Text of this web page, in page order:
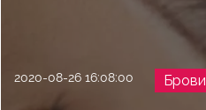
2020-08-26 16:08:00 Брови